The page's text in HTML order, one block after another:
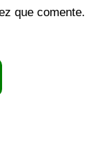
que comente.